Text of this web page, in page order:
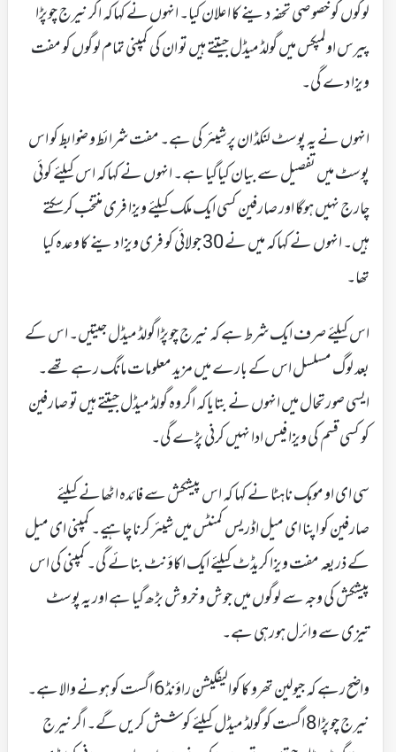
لوگوں کو خصوصی تحفہ دینے کا اعلان کیا۔ انہوں نے کہاکہ اگر نیرج چوپڑا
پیرس اولمپکس میں گولڈ میڈل جیتتے ہیں تو ان کی کمپنی تمام لوگوں کو مفت
ویزا دے گی۔
انہوں نے یہ پوسٹ لنکڈ ان پر شیئر کی ہے۔ مفت شرائط و ضوابط کو اس
پوسٹ میں تفصیل سے بیان کیاگیا ہے۔ انہوں نے کہاکہ اس کیلئے کوئی
چارج نہیں ہوگا اور صارفین کسی ایک ملک کیلئے ویزا فری منتخب کرسکتے
ہیں۔ انہوں نے کہاکہ میں نے 30 جولائی کو فری ویزا دینے کا وعدہ کیا
تھا۔
اس کیلئے صرف ایک شرط ہے کہ نیرج چوپڑا گولڈ میڈل جیتیں۔ اس کے
بعد لوگ مسلسل اس کے بارے میں مزید معلومات مانگ رہے تھے۔
ایسی صورتحال میں انہوں نے بتایاکہ اگر وہ گولڈ میڈل جیتتے ہیں تو صارفین
کو کسی قسم کی ویزا فیس ادا نہیں کرنی پڑے گی۔
سی ای او موہک ناہٹا نے کہا کہ اس پیشکش سے فائدہ اٹھانے کیلئے
صارفین کو اپنا ای میل اڈریس کمنٹس میں شیئر کرنا چاہیے۔ کمپنی ای میل
کے ذریعہ مفت ویزا کریڈٹ کیلئے ایک اکاؤنٹ بنائے گی۔ کمپنی کی اس
پیشکش کی وجہ سے لوگوں میں جوش و خروش بڑھ گیا ہے اور یہ پوسٹ
تیزی سے وائرل ہورہی ہے۔
واضح رہے کہ جیولین تھرو کا کوالیفکیشن راؤنڈ 6 اگست کو ہونے والا ہے۔
نیرج چوپڑا 8 اگست کو گولڈ میڈل کیلئے کوشش کریں گے۔ اگر نیرج